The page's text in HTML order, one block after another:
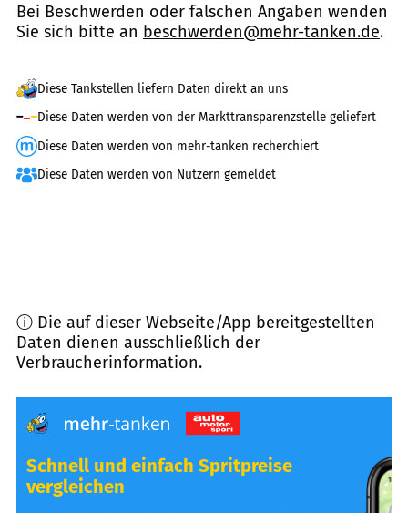
Bei Beschwerden oder falschen Angaben wenden
Sie sich bitte an beschwerden@mehr-tanken.de.
Diese Tankstellen liefern Daten direkt an uns
Diese Daten werden von der Markttransparenzstelle geliefert
Diese Daten werden von mehr-tanken recherchiert
Diese Daten werden von Nutzern gemeldet
ⓘ Die auf dieser Webseite/App bereitgestellten
Daten dienen ausschließlich der
Verbraucherinformation.
Schnell und einfach Spritpreise
vergleichen